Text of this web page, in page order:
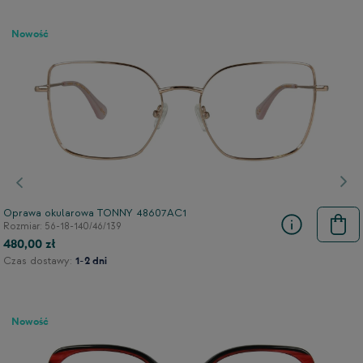
Poprzedni
Nowość
Oprawa okularowa TONNY 48607AC1
Rozmiar: 56-18-140/46/139
480,00 zł
Czas dostawy: 1-2 dni
Nowość